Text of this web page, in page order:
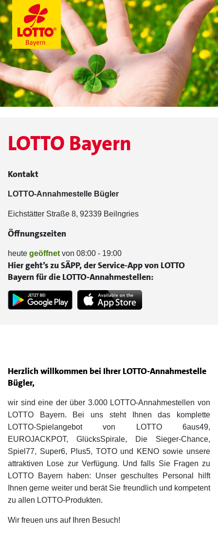
Herzlich willkommen bei Ihrer LOTTO-Annahmestelle
Bügler,
wir sind eine der über 3.000 LOTTO-Annahmestellen von
LOTTO Bayern. Bei uns steht Ihnen das komplette
LOTTO-Spielangebot von LOTTO 6aus49,
EUROJACKPOT, GlücksSpirale, Die Sieger-Chance,
Spiel77, Super6, Plus5, TOTO und KENO sowie unsere
attraktiven Lose zur Verfügung. Und falls Sie Fragen zu
LOTTO Bayern haben: Unser geschultes Personal hilft
Ihnen gerne weiter und berät Sie freundlich und kompetent
zu allen LOTTO-Produkten.
Wir freuen uns auf Ihren Besuch!
LOTTO Bayern
Kontakt
LOTTO-Annahmestelle Bügler
Eichstätter Straße 8, 92339 Beilngries
Öffnungszeiten
heute geöffnet von 08:00 - 19:00
Hier geht’s zu SÄPP, der Service-App von LOTTO
Bayern für die LOTTO-Annahmestellen: